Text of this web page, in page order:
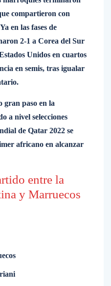
compartieron con
en las fases de
2-1 a Corea del Sur
Unidos en cuartos
en semis, tras igualar
gran paso en la
a nivel selecciones
de Qatar 2022 se
africano en alcanzar
entre la
y Marruecos